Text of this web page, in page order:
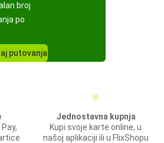
broj
po
putovanja
Jednostavna kupnja
Kupi svoje karte online, u
našoj aplikaciji ili u FlixShopu